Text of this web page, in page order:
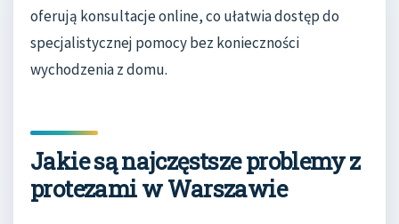
oferują konsultacje online, co ułatwia dostęp do
specjalistycznej pomocy bez konieczności
wychodzenia z domu.
Jakie są najczęstsze problemy z
protezami w Warszawie